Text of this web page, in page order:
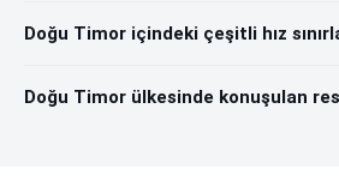
Doğu Timor içindeki çeşitli hız
Doğu Timor ülkesinde konuşulan